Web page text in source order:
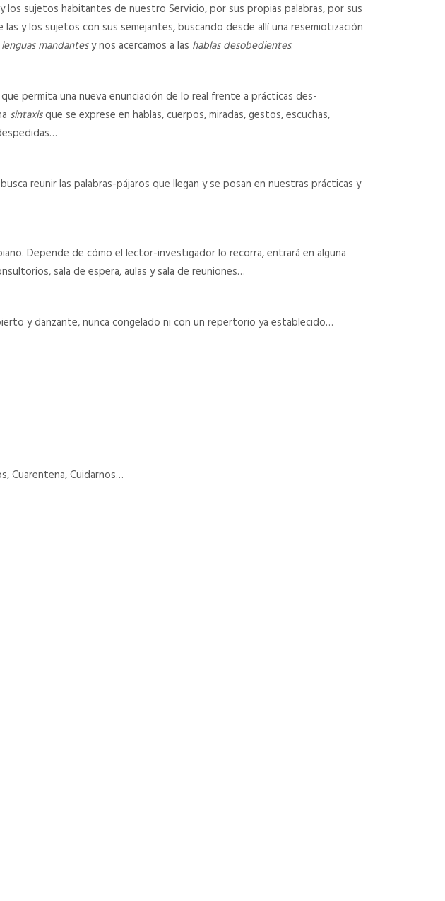
sujetos habitantes de nuestro Servicio, por sus propias palabras, por sus
y los sujetos con sus semejantes, buscando desde allí una resemiotización
lenguas mandantesy nos acercamos a las hablas desobedientes.
permita una nueva enunciación de lo real frente a prácticas des-
sintaxisque se exprese en hablas, cuerpos, miradas, gestos, escuchas,
reunir las palabras-pájaros que llegan y se posan en nuestras prácticas y
Depende de cómo el lector-investigador lo recorra, entrará en alguna
sala de espera, aulas y sala de reuniones…
y danzante, nunca congelado ni con un repertorio ya establecido…
Cuarentena, Cuidarnos…